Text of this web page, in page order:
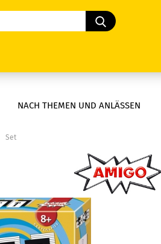
Suche...
NACH THEMEN UND ANLÄSSEN
Set